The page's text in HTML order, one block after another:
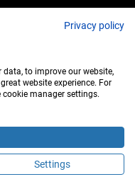
Privacy policy
to improve our website,
website experience. For
manager settings.
Settings